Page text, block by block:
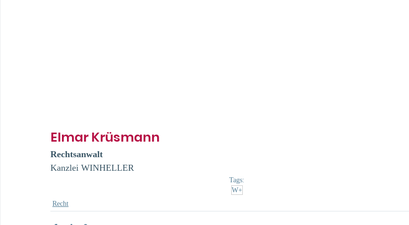
Elmar Krüsmann
Rechtsanwalt
Kanzlei WINHELLER
Tags:
W+
Recht